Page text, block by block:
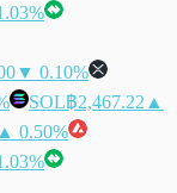
▼ 0.10%
SOL฿2,467.22 ▲
▲ 0.50%